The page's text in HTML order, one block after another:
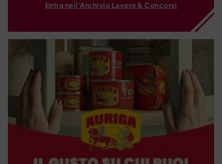
Entra nell'Archivio Lavoro & Concorsi